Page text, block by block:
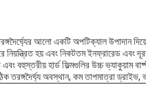
তরঙ্গদৈর্ঘ্যের আলো একটি অপটিক্যাল
হয় এবং নিকটতম ইনফ্রারেড এবং
বহুস্তরীয় হার্ড ফিল্মগুলির উচ্চ ভ্যাকুয়াম
তরঙ্গদৈর্ঘ্য অবস্থান, কম তাপমাত্রা